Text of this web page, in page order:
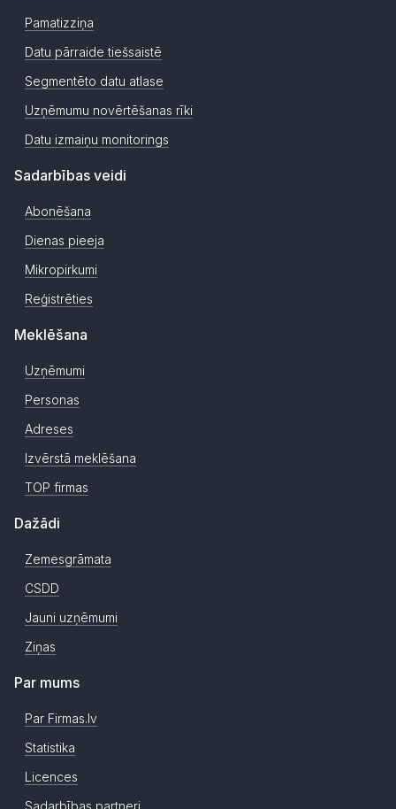
Pamatizziņa
Datu pārraide tiešsaistē
Segmentēto datu atlase
Uzņēmumu novērtēšanas rīki
Datu izmaiņu monitorings
Sadarbības veidi
Abonēšana
Dienas pieeja
Mikropirkumi
Reģistrēties
Meklēšana
Uzņēmumi
Personas
Adreses
Izvērstā meklēšana
TOP firmas
Dažādi
Zemesgrāmata
CSDD
Jauni uzņēmumi
Ziņas
Par mums
Par Firmas.lv
Statistika
Licences
Sadarbības partneri